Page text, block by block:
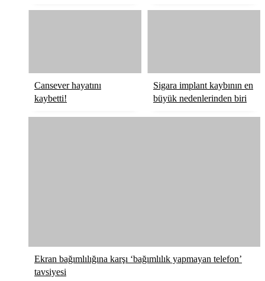
Cansever hayatını
kaybetti!
Sigara implant kaybının en
büyük nedenlerinden biri
Ekran bağımlılığına karşı ‘bağımlılık yapmayan telefon’
tavsiyesi